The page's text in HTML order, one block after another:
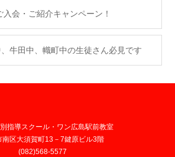
会・ご紹介キャンペーン！
牛田中、幟町中の生徒さん必見です
指導スクール・ワン広島駅前教室
南区大須賀町13－7鍵原ビル3階
(082)568-5577